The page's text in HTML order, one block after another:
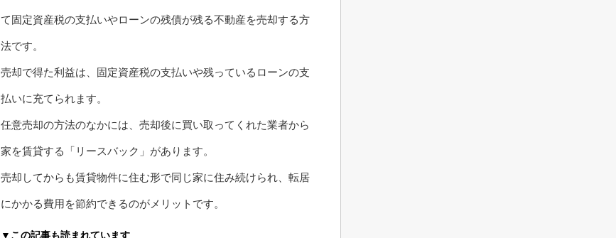
て固定資産税の支払いやローンの残債が残る不動産を売却する方
法です。
売却で得た利益は、固定資産税の支払いや残っているローンの支
払いに充てられます。
任意売却の方法のなかには、売却後に買い取ってくれた業者から
家を賃貸する「リースバック」があります。
売却してからも賃貸物件に住む形で同じ家に住み続けられ、転居
にかかる費用を節約できるのがメリットです。
▼この記事も読まれています